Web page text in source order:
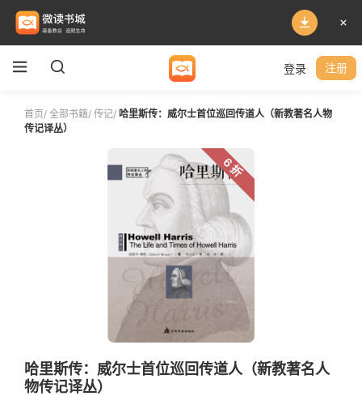
登录 注册
首页/ 全部书籍/ 传记/ 哈里斯传：威尔士首位巡回传道人（新教著名人物
传记译丛）
6 折
哈里斯传：威尔士首位巡回传道人（新教著名人
物传记译丛）